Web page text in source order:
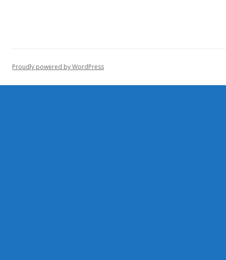
Proudly powered by WordPress